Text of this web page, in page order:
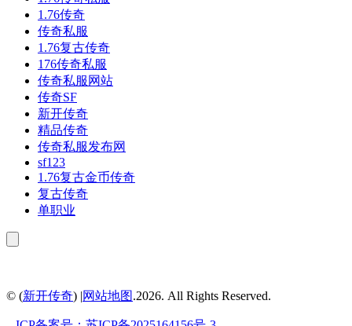
1.76传奇
传奇私服
1.76复古传奇
176传奇私服
传奇私服网站
传奇SF
新开传奇
精品传奇
传奇私服发布网
sf123
1.76复古金币传奇
复古传奇
单职业
© (新开传奇) |网站地图.2026. All Rights Reserved.